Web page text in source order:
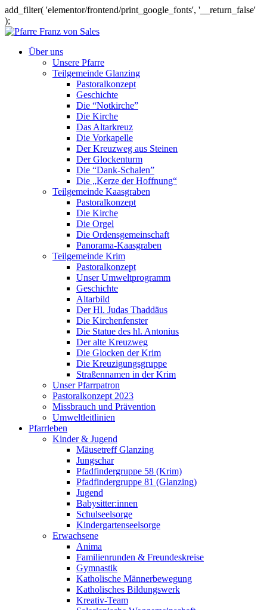
add_filter( 'elementor/frontend/print_google_fonts', '__return_false'
);
Über uns
Unsere Pfarre
Teilgemeinde Glanzing
Pastoralkonzept
Geschichte
Die “Notkirche”
Die Kirche
Das Altarkreuz
Die Vorkapelle
Der Kreuzweg aus Steinen
Der Glockenturm
Die “Dank-Schalen”
Die „Kerze der Hoffnung“
Teilgemeinde Kaasgraben
Pastoralkonzept
Die Kirche
Die Orgel
Die Ordensgemeinschaft
Panorama-Kaasgraben
Teilgemeinde Krim
Pastoralkonzept
Unser Umweltprogramm
Geschichte
Altarbild
Der Hl. Judas Thaddäus
Die Kirchenfenster
Die Statue des hl. Antonius
Der alte Kreuzweg
Die Glocken der Krim
Die Kreuzigungsgruppe
Straßennamen in der Krim
Unser Pfarrpatron
Pastoralkonzept 2023
Missbrauch und Prävention
Umweltleitlinien
Pfarrleben
Kinder & Jugend
Mäusetreff Glanzing
Jungschar
Pfadfindergruppe 58 (Krim)
Pfadfindergruppe 81 (Glanzing)
Jugend
Babysitter:innen
Schulseelsorge
Kindergartenseelsorge
Erwachsene
Anima
Familienrunden & Freundeskreise
Gymnastik
Katholische Männerbewegung
Katholisches Bildungswerk
Kreativ-Team